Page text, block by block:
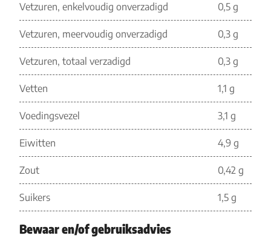
Vetzuren, enkelvoudig onverzadigd 0,5 g
Vetzuren, meervoudig onverzadigd 0,3 g
Vetzuren, totaal verzadigd 0,3 g
Vetten 1,1 g
Voedingsvezel 3,1 g
Eiwitten 4,9 g
Zout 0,42 g
Suikers 1,5 g
Bewaar en/of gebruiksadvies